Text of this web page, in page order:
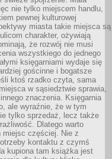
nie tylko miejscem handlu,
pewnej kulturowej
miasta takie miejsca są
charakter, ożywiają
że rozwój nie musi
wszystkiego do jednego
księgarniami wydaje się
gościnne i bogatsze
ktoś rzadko czyta, sama
w sąsiedztwie sprawia,
znaczenia. Księgarnia
ale wyraźnie, że w tym
tylko sprzedaż, lecz także
Dlatego warto
miejsc częściej. Nie z
kontaktu z czymś
kupiona tam książka jest